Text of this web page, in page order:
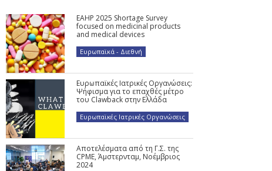
EAHP 2025 Shortage Survey
focused on medicinal products
and medical devices
Ευρωπαϊκά - Διεθνή
Ευρωπαϊκές Ιατρικές Οργανώσεις:
Ψήφισμα για το επαχθές μέτρο
του Clawback στην Ελλάδα
Ευρωπαϊκές Ιατρικές Οργανώσεις
Αποτελέσματα από τη Γ.Σ. της
CPME, Άμστερνταμ, Νοέμβριος
2024